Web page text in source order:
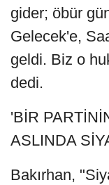
gider; öbür
Gelecek'e,
geldi. Biz o
dedi.
'BİR
ASLINDA
Bakırhan,